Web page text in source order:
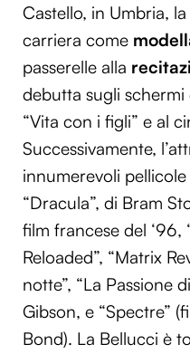
Castello, in Umbria,
carriera come
passerelle alla
debutta sugli schermi
“Vita con i figli” e al
Successivamente,
innumerevoli
“Dracula”, di Bram
film francese del ‘96,
Reloaded”, “Matrix
notte”, “La Passione
Gibson, e “Spectre”
Bond). La Bellucci è